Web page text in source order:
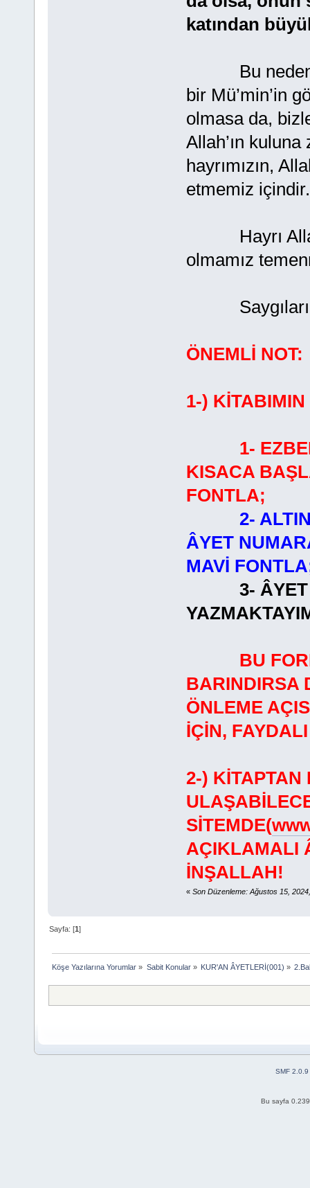
katından
Bu nedenle
bir Mü’min’in
olmasa da,
Allah’ın
hayrımızın,
etmemiz içindir.
Hayrı
olmamız
ÖNEMLİ NOT:
1-)
1-
KISACA
FONTLA;
2-
ÂYET
MAVİ
3-
BU
BARINDIRSA
ÖNLEME
İÇİN,
2-) KİTAPTAN
SİTEMDE(
AÇIKLAMALI
İNŞALLAH!
« Son Düzenleme: Ağustos 15,
Sayfa: [1]
Köşe Yazılarına Yorumlar » Sabit Konular» KUR'AN ÂYETLERİ(001) »
SMF 2.0.9
Bu sayfa